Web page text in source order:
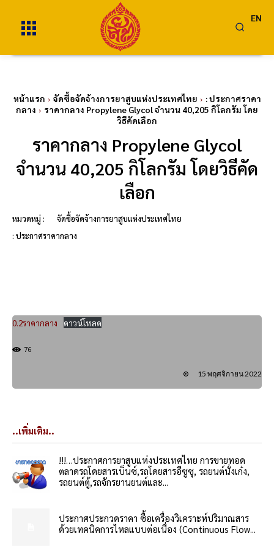
EN
หน้าแรก จัดซื้อจัดจ้างการยาสูบแห่งประเทศไทย
: ประกาศราคา
กลาง
ราคากลาง Propylene Glycol จำนวน 40,205 กิโลกรัม โดย
วิธีคัดเลือก
ราคากลาง Propylene Glycol
จำนวน 40,205 กิโลกรัม โดยวิธีคัด
เลือก
หมวดหมู่ :
จัดซื้อจัดจ้างการยาสูบแห่งประเทศไทย
: ประกาศราคากลาง
0.2ราคากลาง ดาวน์โหลด
76
15 พฤศจิกายน 2022
..เพิ่มเติม..
!!!…ประกาศการยาสูบแห่งประเทศไทย การขายทอด
ตลาดรถโดยสารเบ็นซ์,รถโดยสารอีซูซุ, รถยนต์นั่งเก๋ง,
รถยนต์ตู้,รถจักรยานยนต์และ...
ประกาศประกวดราคา ซื้อเครื่องวิเคราะห์ปริมาณสาร
ด้วยเทคนิคการไหลแบบต่อเนื่อง (Continuous Flow...